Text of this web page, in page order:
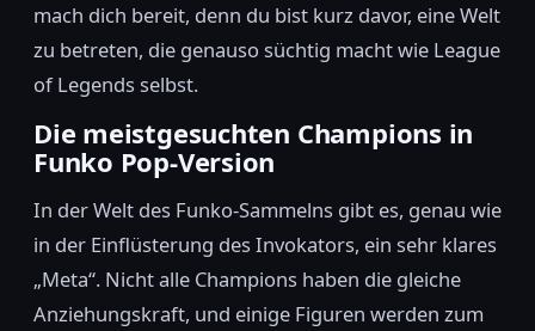
mach dich bereit, denn du bist kurz davor, eine Welt
zu betreten, die genauso süchtig macht wie League
of Legends selbst.
Die meistgesuchten Champions in
Funko Pop-Version
In der Welt des Funko-Sammelns gibt es, genau wie
in der Einflüsterung des Invokators, ein sehr klares
„Meta“. Nicht alle Champions haben die gleiche
Anziehungskraft, und einige Figuren werden zum